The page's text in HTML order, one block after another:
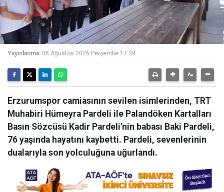
Yayınlanma: 06 Ağustos 2026 Perşembe 17:39
Erzurumspor camiasının sevilen isimlerinden, TRT
Muhabiri Hümeyra Pardeli ile Palandöken Kartalları
Basın Sözcüsü Kadir Pardeli'nin babası Baki Pardeli,
76 yaşında hayatını kaybetti. Pardeli, sevenlerinin
dualarıyla son yolculuğuna uğurlandı.